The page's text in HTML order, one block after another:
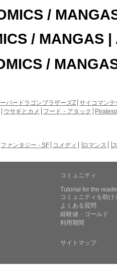
/
/ MANGAS |
/
パードラゴンブラザーズZ サイコマンテ
ウサギとカメ フード・アタック
ファンタジー - SF コメディ ロマンス
コミュニティ
Tutorial for the
コミュニティを助け
よくある質問
経験値・ゴールド
利用期間
サイトマップ